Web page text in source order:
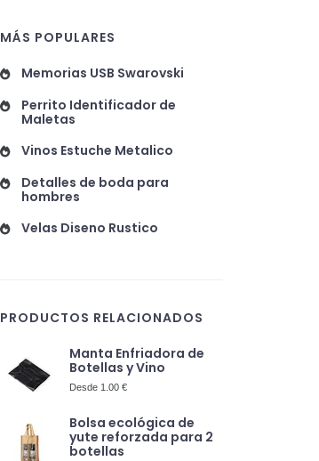
MÁS POPULARES
Memorias USB Swarovski
Perrito Identificador de
Maletas
Vinos Estuche Metalico
Detalles de boda para
hombres
Velas Diseno Rustico
PRODUCTOS RELACIONADOS
Manta Enfriadora de
Botellas y Vino
Desde 1.00 €
Bolsa ecológica de
yute reforzada para 2
botellas